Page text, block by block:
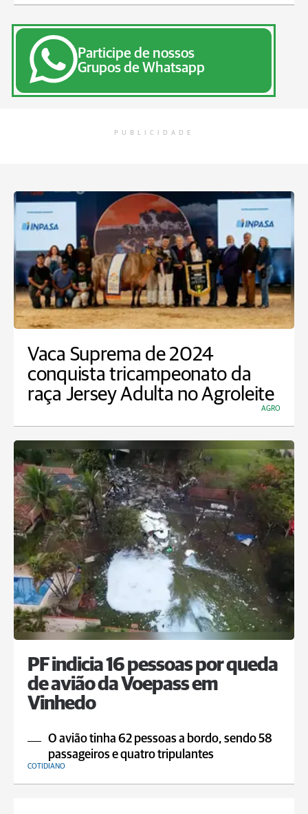
Participe de nossos
Grupos de Whatsapp
PUBLICIDADE
Vaca Suprema de 2024
conquista tricampeonato da
raça Jersey Adulta no Agroleite
AGRO
PF indicia 16 pessoas por queda
de avião da Voepass em
Vinhedo
O avião tinha 62 pessoas a bordo, sendo 58
passageiros e quatro tripulantes
COTIDIANO